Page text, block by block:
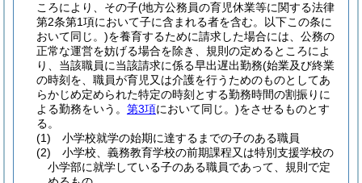
ころにより、その子(地方公務員の育児休業等に関する法律
第2条第1項において子に含まれる者を含む。以下この条に
おいて同じ。)を養育するために請求した場合には、公務の
正常な運営を妨げる場合を除き、規則の定めるところによ
り、当該職員に当該請求に係る早出遅出勤務(始業及び終業
の時刻を、職員が育児又は介護を行うためのものとしてあ
らかじめ定められた特定の時刻とする勤務時間の割振りに
よる勤務をいう。 第3項において同じ。)をさせるものとす
る。
(1)
小学校就学の始期に達するまでの子のある職員
(2)
小学校、義務教育学校の前期課程又は特別支援学校の
小学部に就学している子のある職員であって、規則で定